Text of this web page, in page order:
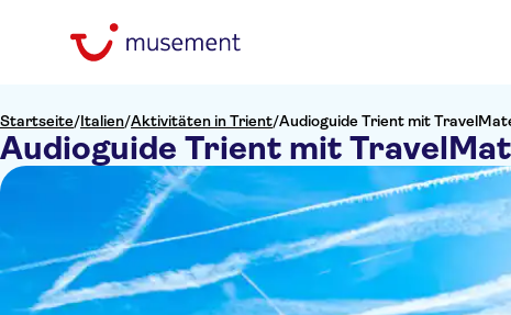
Startseite/Italien/Aktivitäten in Trient/Audioguide Trient mit
Audioguide Trient mit